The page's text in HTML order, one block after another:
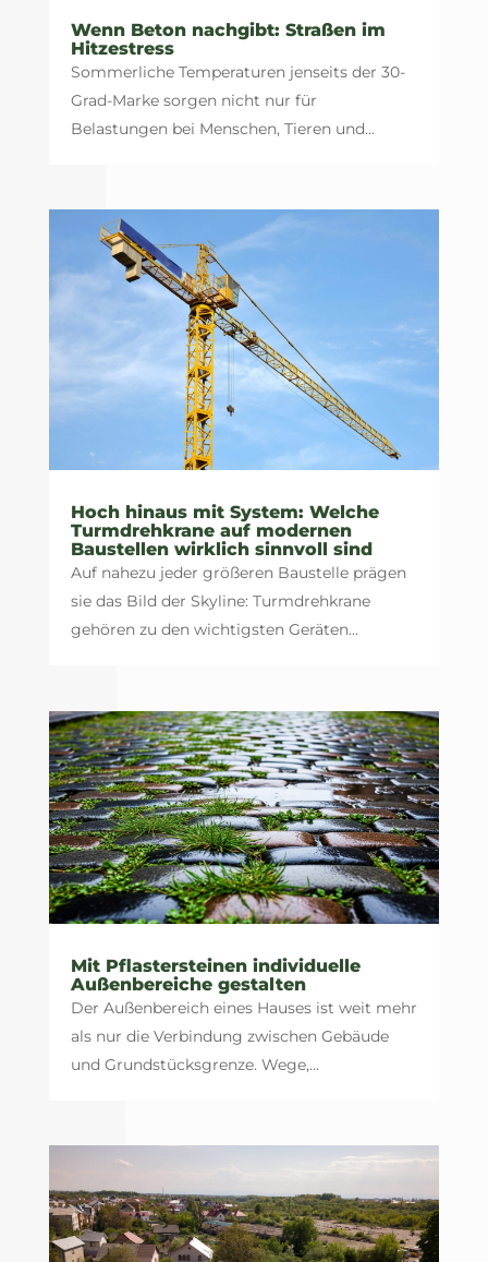
Wenn Beton nachgibt: Straßen im
Hitzestress
Sommerliche Temperaturen jenseits der 30-
Grad-Marke sorgen nicht nur für
Belastungen bei Menschen, Tieren und...
Hoch hinaus mit System: Welche
Turmdrehkrane auf modernen
Baustellen wirklich sinnvoll sind
Auf nahezu jeder größeren Baustelle prägen
sie das Bild der Skyline: Turmdrehkrane
gehören zu den wichtigsten Geräten...
Mit Pflastersteinen individuelle
Außenbereiche gestalten
Der Außenbereich eines Hauses ist weit mehr
als nur die Verbindung zwischen Gebäude
und Grundstücksgrenze. Wege,...